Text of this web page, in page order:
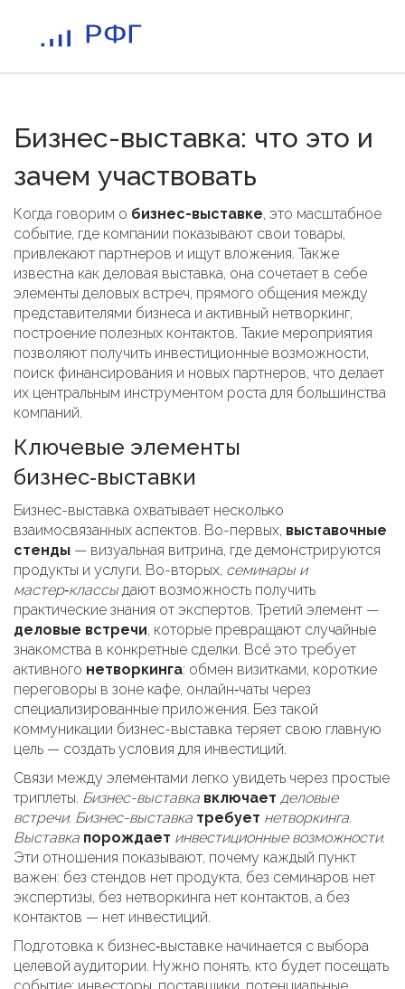
Бизнес-выставка: что это и
зачем участвовать
Когда говорим о бизнес-выставке, это масштабное
событие, где компании показывают свои товары,
привлекают партнеров и ищут вложения. Также
известна как деловая выставка, она сочетает в себе
элементы деловых встреч, прямого общения между
представителями бизнеса и активный нетворкинг,
построение полезных контактов. Такие мероприятия
позволяют получить инвестиционные возможности,
поиск финансирования и новых партнеров, что делает
их центральным инструментом роста для большинства
компаний.
Ключевые элементы
бизнес‑выставки
Бизнес-выставка охватывает несколько
взаимосвязанных аспектов. Во-первых, выставочные
стенды — визуальная витрина, где демонстрируются
продукты и услуги. Во-вторых, семинары и
мастер‑классыдают возможность получить
практические знания от экспертов. Третий элемент —
деловые встречи, которые превращают случайные
знакомства в конкретные сделки. Всё это требует
активного нетворкинга: обмен визитками, короткие
переговоры в зоне кафе, онлайн‑чаты через
специализированные приложения. Без такой
коммуникации бизнес-выставка теряет свою главную
цель — создать условия для инвестиций.
Связи между элементами легко увидеть через простые
триплеты. Бизнес-выставка включает деловые
встречи. Бизнес-выставка требует нетворкинга.
Выставка порождает инвестиционные возможности.
Эти отношения показывают, почему каждый пункт
важен: без стендов нет продукта, без семинаров нет
экспертизы, без нетворкинга нет контактов, а без
контактов — нет инвестиций.
Подготовка к бизнес‑выставке начинается с выбора
целевой аудитории. Нужно понять, кто будет посещать